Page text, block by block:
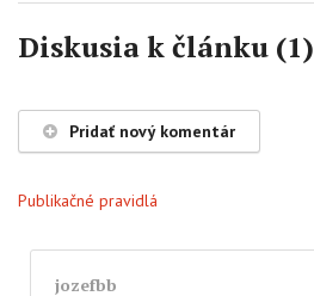
Diskusia k článku (1)
Pridať nový komentár
Publikačné pravidlá
jozefbb